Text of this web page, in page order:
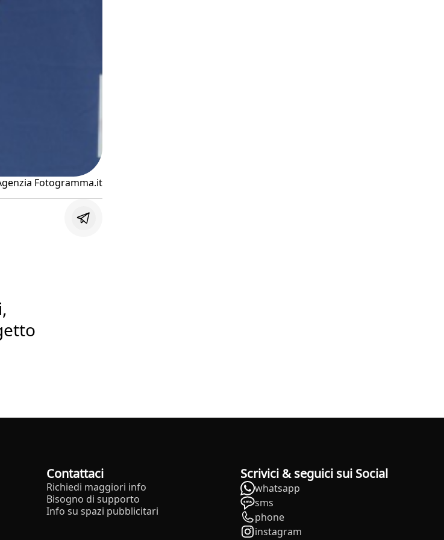
Fotogramma.it
Contattaci
Richiedi maggiori info
Bisogno di supporto
Info su spazi pubblicitari
Scrivici & seguici sui Social
whatsapp
sms
phone
instagram